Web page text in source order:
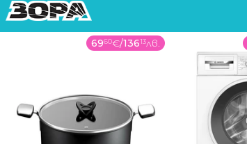
6960€/13613лв.